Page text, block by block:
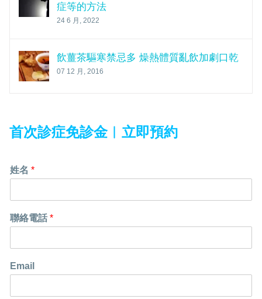
症等的方法
24 6 月, 2022
飲薑茶驅寒禁忌多 燥熱體質亂飲加劇口乾
07 12 月, 2016
首次診症免診金︱ 立即預約
姓名 *
聯絡電話*
Email